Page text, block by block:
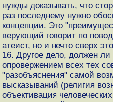
нужды доказывать, что
раз последнему нужно
концепции. Это
верующий говорит по
атеист, но и нечто сверх
16. Другое дело, должен ли
опровержением всех тех
"разобъяснения" самой
высказываний (религия
объективация